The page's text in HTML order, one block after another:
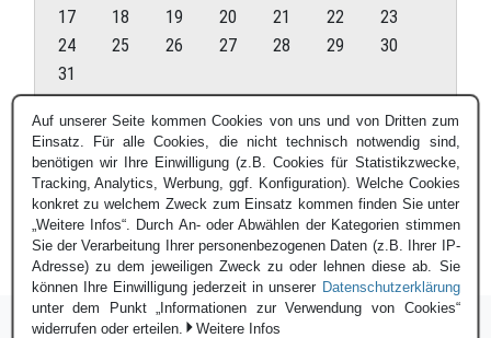
August 2026
17
18 19 20 21 22
23
24
25 26 27 28 29
30
31
« Juli
Auf unserer Seite kommen Cookies von uns und von Dritten zum
Einsatz. Für alle Cookies, die nicht technisch notwendig sind,
benötigen wir Ihre Einwilligung (z.B. Cookies für Statistikzwecke,
Tracking, Analytics, Werbung, ggf. Konfiguration). Welche Cookies
konkret zu welchem Zweck zum Einsatz kommen finden Sie unter
„Weitere Infos“. Durch An- oder Abwählen der Kategorien stimmen
Sie der Verarbeitung Ihrer personenbezogenen Daten (z.B. Ihrer IP-
Adresse) zu dem jeweiligen Zweck zu oder lehnen diese ab. Sie
können Ihre Einwilligung jederzeit in unserer Datenschutzerklärung
unter dem Punkt „Informationen zur Verwendung von Cookies“
widerrufen oder erteilen.
Weitere Infos